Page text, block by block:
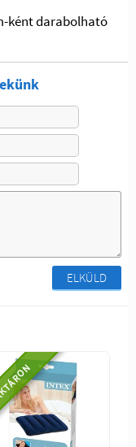
ként darabolható
ELKÜLD